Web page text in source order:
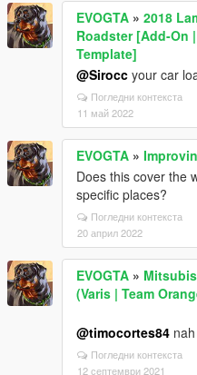
EVOGTA » 2018
Roadster [Add-On
Template]
@Sirocc your car
Погледни контекста
11 май 2022
EVOGTA »
Does this cover the
specific places?
Погледни контекста
20 април 2022
EVOGTA »
(Varis | Team
@timocortes84
Погледни контекста
12 септември 2021